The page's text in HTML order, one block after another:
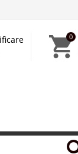
0